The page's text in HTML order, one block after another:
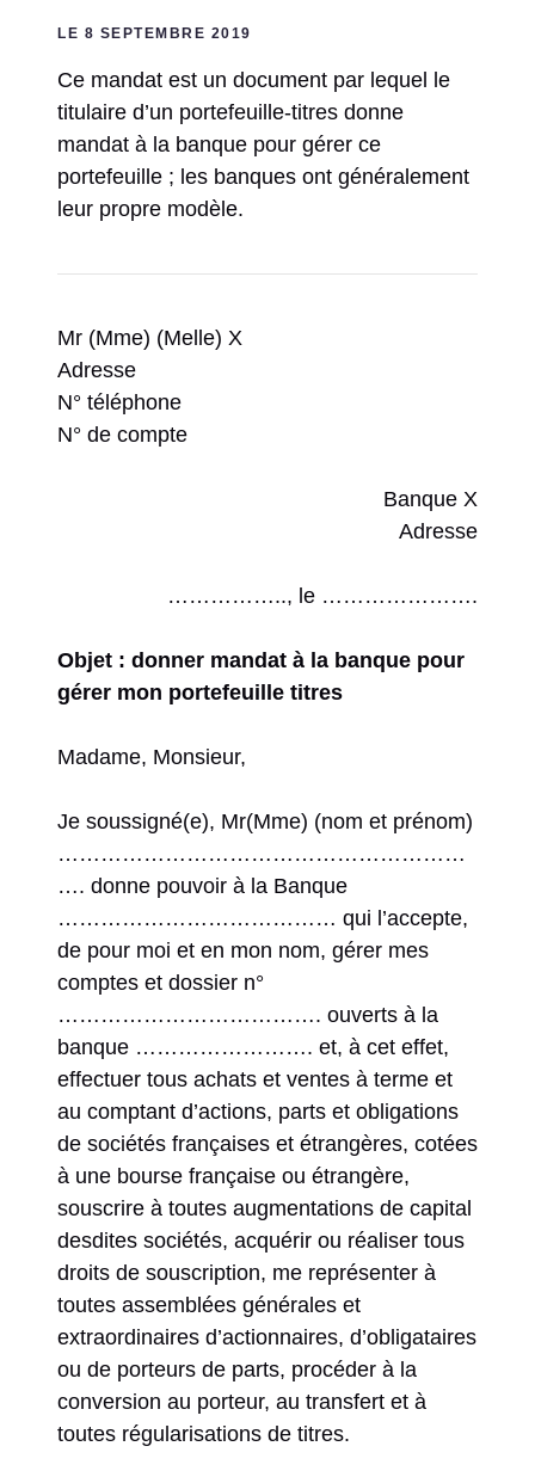
LE 8 SEPTEMBRE 2019
Ce mandat est un document par lequel le
titulaire d’un portefeuille-titres donne
mandat à la banque pour gérer ce
portefeuille ; les banques ont généralement
leur propre modèle.
Mr (Mme) (Melle) X
Adresse
N° téléphone
N° de compte
Banque X
Adresse
…………….., le ………………….
Objet : donner mandat à la banque pour
gérer mon portefeuille titres
Madame, Monsieur,
Je soussigné(e), Mr(Mme) (nom et prénom)
…………………………………………………
…. donne pouvoir à la Banque
………………………………… qui l’accepte,
de pour moi et en mon nom, gérer mes
comptes et dossier n°
………………………………. ouverts à la
banque ……………………. et, à cet effet,
effectuer tous achats et ventes à terme et
au comptant d’actions, parts et obligations
de sociétés françaises et étrangères, cotées
à une bourse française ou étrangère,
souscrire à toutes augmentations de capital
desdites sociétés, acquérir ou réaliser tous
droits de souscription, me représenter à
toutes assemblées générales et
extraordinaires d’actionnaires, d’obligataires
ou de porteurs de parts, procéder à la
conversion au porteur, au transfert et à
toutes régularisations de titres.